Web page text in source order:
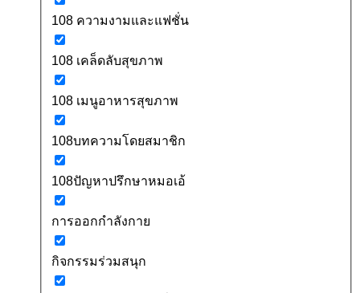
108 ความงามและแฟชั่น
108 เคล็ดลับสุขภาพ
108 เมนูอาหารสุขภาพ
108บทความโดยสมาชิก
108ปัญหาปรึกษาหมอเอ้
การออกกำลังกาย
กิจกรรมร่วมสนุก